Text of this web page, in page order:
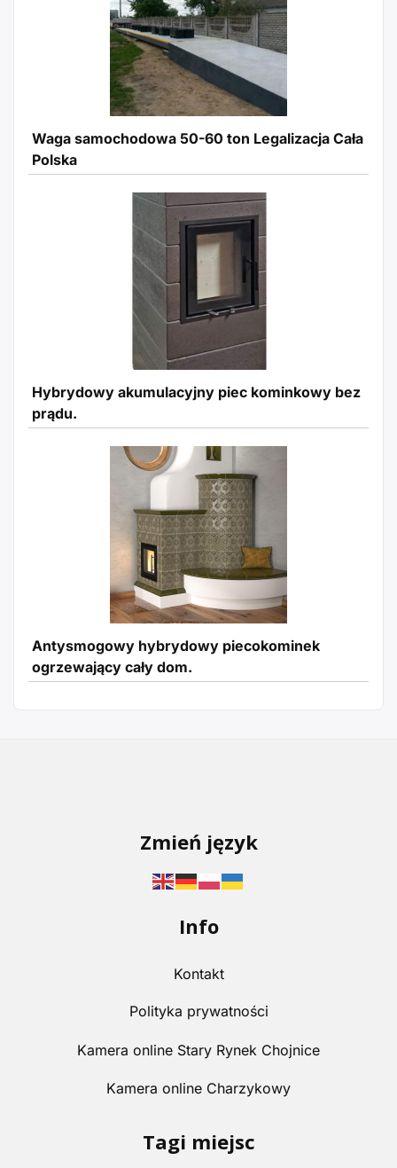
Waga samochodowa 50-60 ton Legalizacja Cała
Polska
Hybrydowy akumulacyjny piec kominkowy bez
prądu.
Antysmogowy hybrydowy piecokominek
ogrzewający cały dom.
Zmień język
Info
Kontakt
Polityka prywatności
Kamera online Stary Rynek Chojnice
Kamera online Charzykowy
Tagi miejsc